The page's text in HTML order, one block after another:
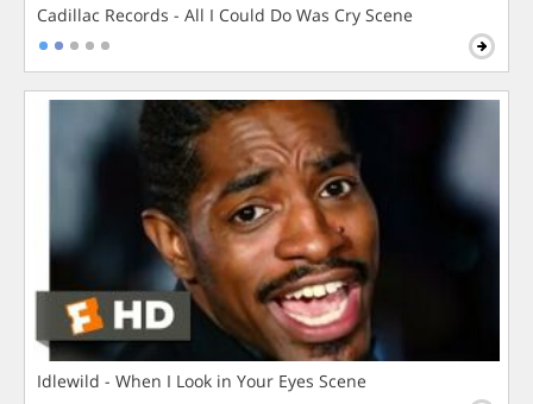
Cadillac Records - All I Could Do Was Cry Scene
Idlewild - When I Look in Your Eyes Scene